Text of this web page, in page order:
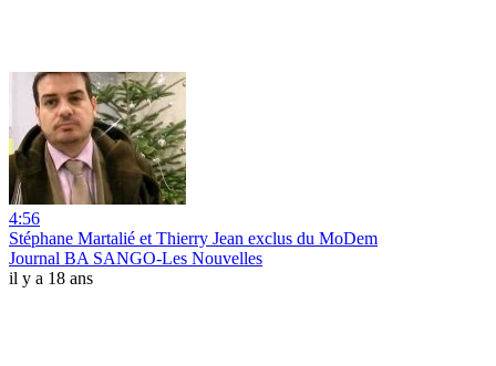
4:56
Stéphane Martalié et Thierry Jean exclus du MoDem
Journal BA SANGO-Les Nouvelles
il y a 18 ans